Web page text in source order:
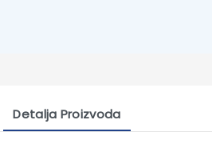
Detalja Proizvoda